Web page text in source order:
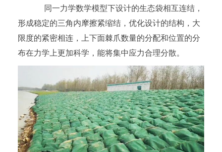
同一力学数学模型下设计的生态袋相互连结，
形成稳定的三角内摩擦紧缩结，优化设计的结构，大
限度的紧密相连，上下面棘爪数量的分配和位置的分
布在力学上更加科学，能将集中应力合理分散。